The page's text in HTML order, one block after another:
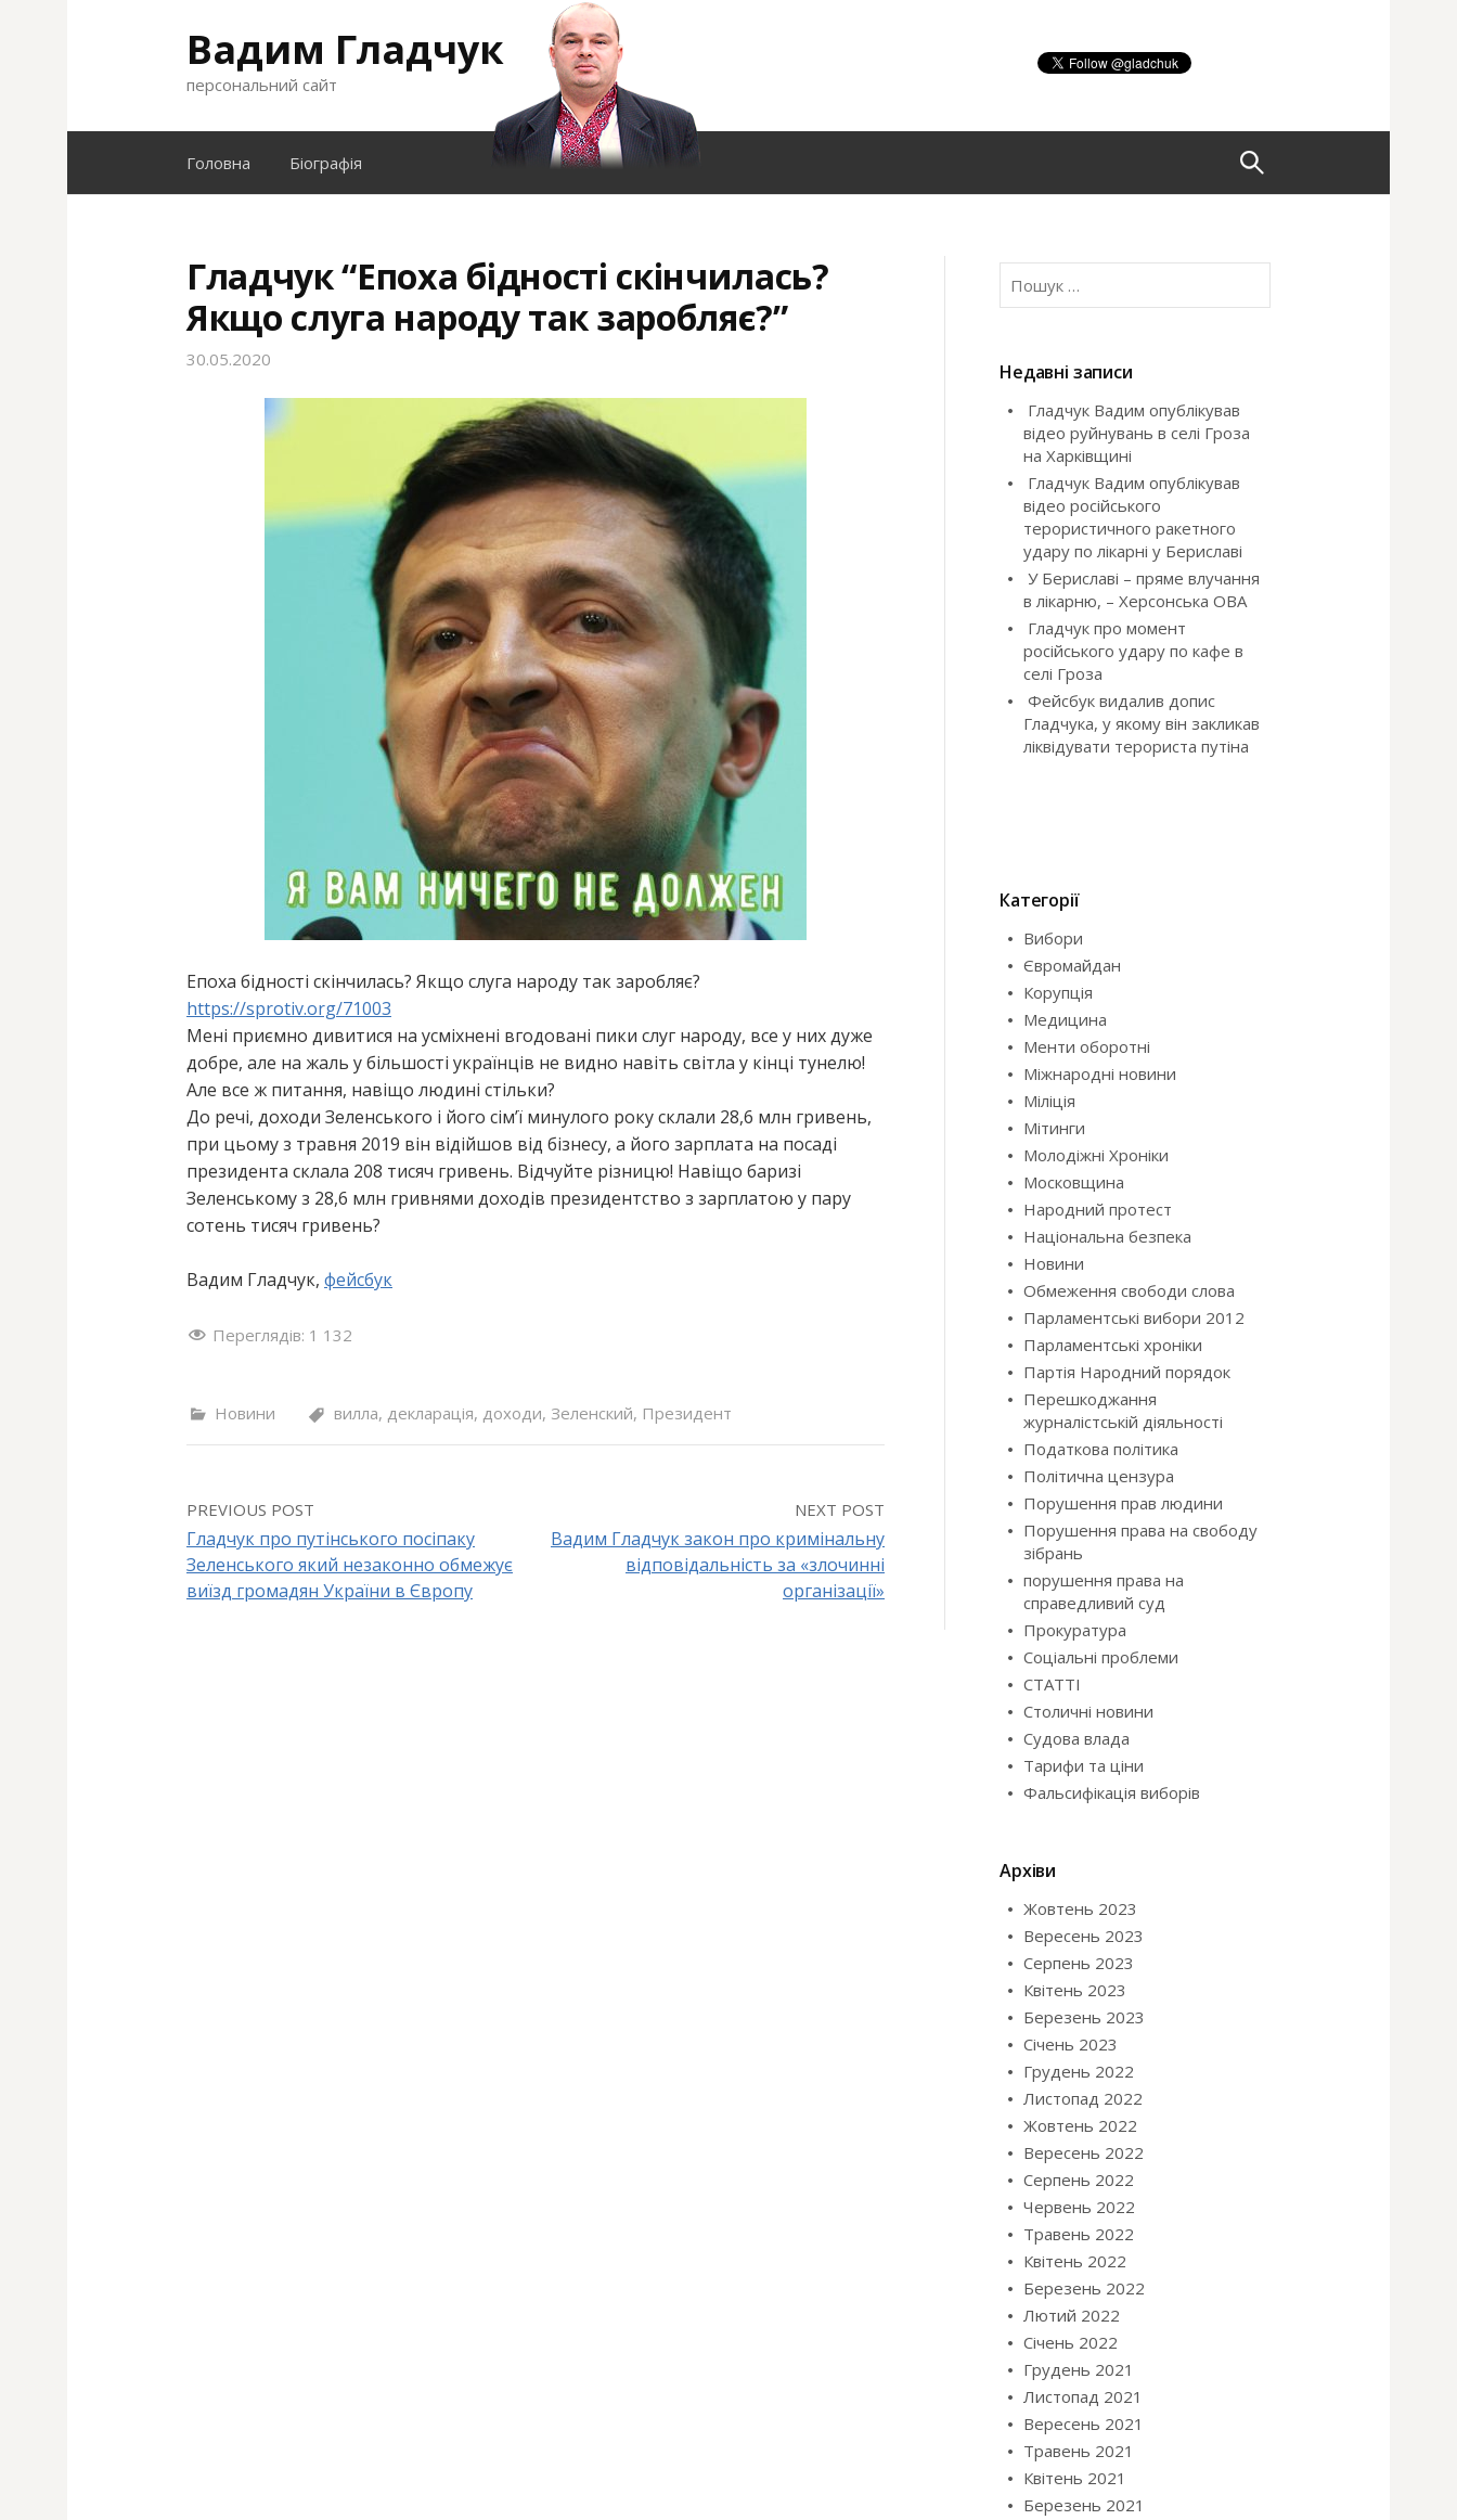
o
Вадим Гладчук
персональний сайт
Головна Біографія П
к
:
Гладчук “Епоха бідності скінчилась?
Якщо слуга народу так заробляє?”
30.05.2020
Епоха бідності скінчилась? Якщо слуга народу так заробляє?
https://sprotiv.org/71003
Мені приємно дивитися на усміхнені вгодовані пики слуг народу, все у них дуже
добре, але на жаль у більшості українців не видно навіть світла у кінці тунелю!
Але все ж питання, навіщо людині стільки?
До речі, доходи Зеленського і його сім’ї минулого року склали 28,6 млн гривень,
при цьому з травня 2019 він відійшов від бізнесу, а його зарплата на посаді
президента склала 208 тисяч гривень. Відчуйте різницю! Навіщо баризі
Зеленському з 28,6 млн гривнями доходів президентство з зарплатою у пару
сотень тисяч гривень?
Вадим Гладчук, фейсбук
Переглядів: 1 132
Новини вилла, декларація, доходи, Зеленский, Президент
P
PREVIOUS POST
Гладчук про путінського посіпаку
Зеленського який незаконно обмежує
виїзд громадян України в Європу
NEXT POST
Вадим Гладчук закон про кримінальну
відповідальність за «злочинні
організації»
П
кНедавні записи
Гладчук Вадим опублікував
відео руйнувань в селі Гроза
на Харківщині
Гладчук Вадим опублікував
відео російського
терористичного ракетного
удару по лікарні у Бериславі
У Бериславі – пряме влучання
в лікарню, – Херсонська ОВА
Гладчук про момент
російського удару по кафе в
селі Гроза
Фейсбук видалив допис
Гладчука, у якому він закликав
ліквідувати терориста путіна
Категорії
Вибори
Євромайдан
Корупція
Медицина
Менти оборотні
Міжнародні новини
Міліція
Мітинги
Молодіжні Хроніки
Московщина
Народний протест
Національна безпека
Новини
Обмеження свободи слова
Парламентські вибори 2012
Парламентські хроніки
Партія Народний порядок
Перешкоджання
журналістській діяльності
Податкова політика
Політична цензура
Порушення прав людини
Порушення права на свободу
зібрань
порушення права на
справедливий суд
Прокуратура
Соціальні проблеми
СТАТТІ
Столичні новини
Судова влада
Тарифи та ціни
Фальсифікація виборів
Архіви
Жовтень 2023
Вересень 2023
Серпень 2023
Квітень 2023
Березень 2023
Січень 2023
Грудень 2022
Листопад 2022
Жовтень 2022
Вересень 2022
Серпень 2022
Червень 2022
Травень 2022
Квітень 2022
Березень 2022
Лютий 2022
Січень 2022
Грудень 2021
Листопад 2021
Вересень 2021
Травень 2021
Квітень 2021
Березень 2021